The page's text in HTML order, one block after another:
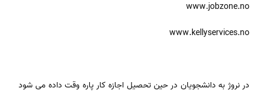
www.jobzone.no
www.kellyservices.no
در نروژ به دانشجویان در حین تحصیل اجازه کار پاره وقت داده می شود